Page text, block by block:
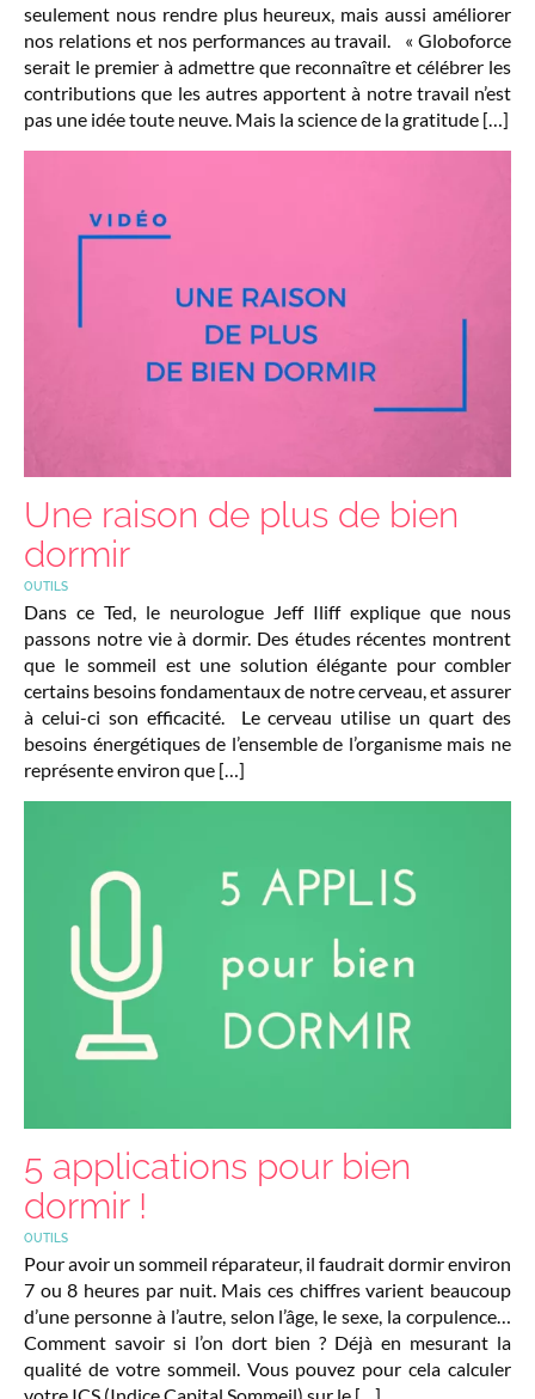
seulement nous rendre plus heureux, mais aussi améliorer
nos relations et nos performances au travail. « Globoforce
serait le premier à admettre que reconnaître et célébrer les
contributions que les autres apportent à notre travail n’est
pas une idée toute neuve. Mais la science de la gratitude […]
Une raison de plus de bien
dormir
OUTILS
Dans ce Ted, le neurologue Jeff Iliff explique que nous
passons notre vie à dormir. Des études récentes montrent
que le sommeil est une solution élégante pour combler
certains besoins fondamentaux de notre cerveau, et assurer
à celui-ci son efficacité. Le cerveau utilise un quart des
besoins énergétiques de l’ensemble de l’organisme mais ne
représente environ que […]
5 applications pour bien
dormir !
OUTILS
Pour avoir un sommeil réparateur, il faudrait dormir environ
7 ou 8 heures par nuit. Mais ces chiffres varient beaucoup
d’une personne à l’autre, selon l’âge, le sexe, la corpulence…
Comment savoir si l’on dort bien ? Déjà en mesurant la
qualité de votre sommeil. Vous pouvez pour cela calculer
votre ICS (Indice Capital Sommeil) sur le […]